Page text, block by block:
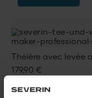
Théière avec
179,90 €